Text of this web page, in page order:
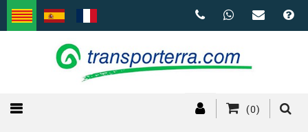
(0)